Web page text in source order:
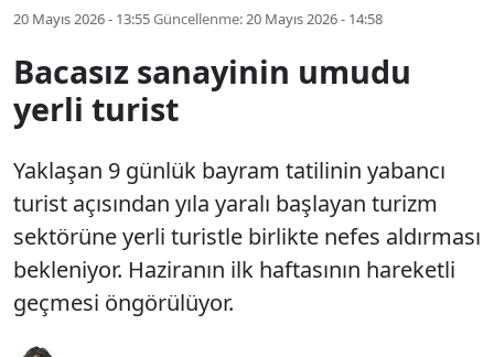
20 Mayıs 2026 - 13:55Güncellenme:20 Mayıs 2026 - 14:58
Bacasız sanayinin umudu
yerli turist
Yaklaşan 9 günlük bayram tatilinin yabancı
turist açısından yıla yaralı başlayan turizm
sektörüne yerli turistle birlikte nefes aldırması
bekleniyor. Haziranın ilk haftasının hareketli
geçmesi öngörülüyor.